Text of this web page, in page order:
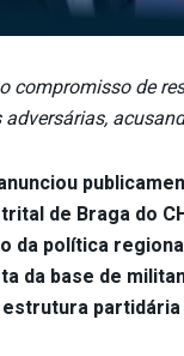
compromisso de
de Braga do
da política
da base de